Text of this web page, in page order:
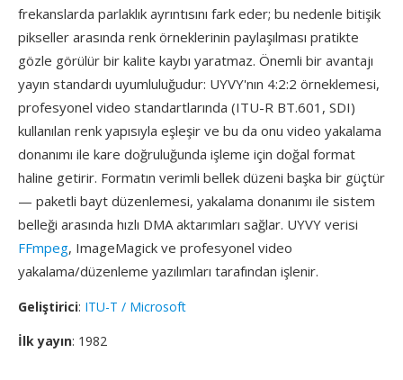
frekanslarda parlaklık ayrıntısını fark eder; bu nedenle bitişik
pikseller arasında renk örneklerinin paylaşılması pratikte
gözle görülür bir kalite kaybı yaratmaz. Önemli bir avantajı
yayın standardı uyumluluğudur: UYVY'nın 4:2:2 örneklemesi,
profesyonel video standartlarında (ITU-R BT.601, SDI)
kullanılan renk yapısıyla eşleşir ve bu da onu video yakalama
donanımı ile kare doğruluğunda işleme için doğal format
haline getirir. Formatın verimli bellek düzeni başka bir güçtür
— paketli bayt düzenlemesi, yakalama donanımı ile sistem
belleği arasında hızlı DMA aktarımları sağlar. UYVY verisi
FFmpeg, ImageMagick ve profesyonel video
yakalama/düzenleme yazılımları tarafından işlenir.
Geliştirici: ITU-T / Microsoft
İlk yayın: 1982